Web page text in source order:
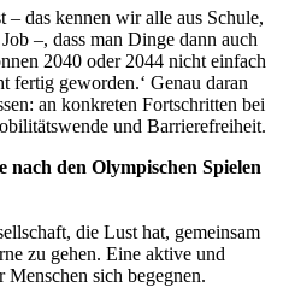
– das kennen wir alle aus Schule,
–, dass man Dinge dann auch
2040 oder 2044 nicht einfach
fertig geworden.‘ Genau daran
an konkreten Fortschritten bei
und Barrierefreiheit.
den Olympischen Spielen
die Lust hat, gemeinsam
zu gehen. Eine aktive und
sich begegnen.